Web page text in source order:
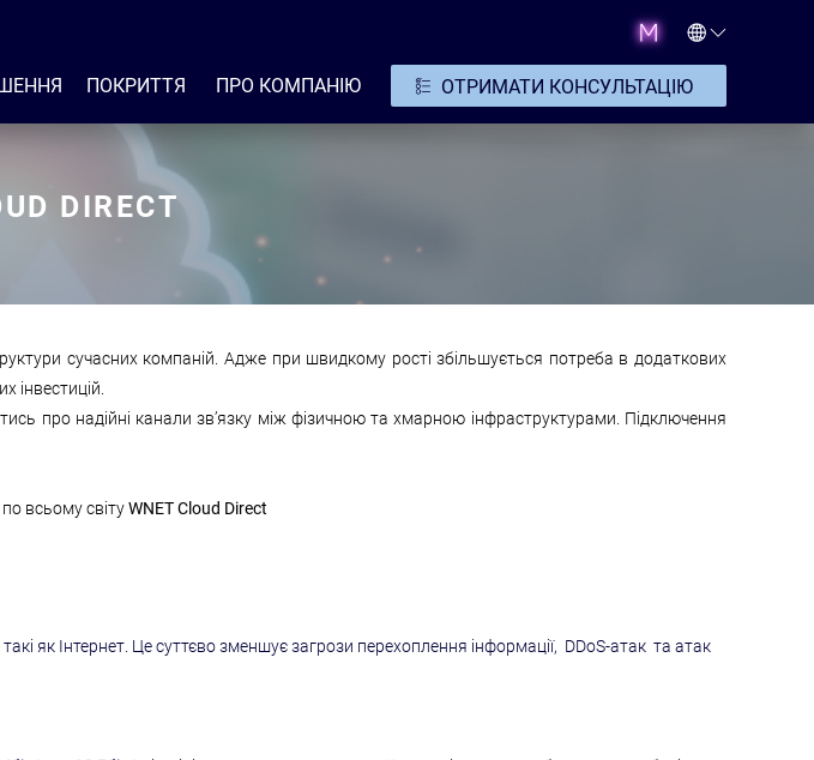
ПОКРИТТЯ ПРО КОМПАНІЮ ОТРИМАТИ КОНСУЛЬТАЦІЮ
DIRECT
сучасних компаній. Адже при швидкому рості збільшується потреба в додаткових
інвестицій.
про надійні канали зв’язку між фізичною та хмарною інфраструктурами. Підключення
всьому світуWNET Cloud Direct
як Інтернет. Це суттєво зменшує загрози перехоплення інформації, DDoS-атак та атак